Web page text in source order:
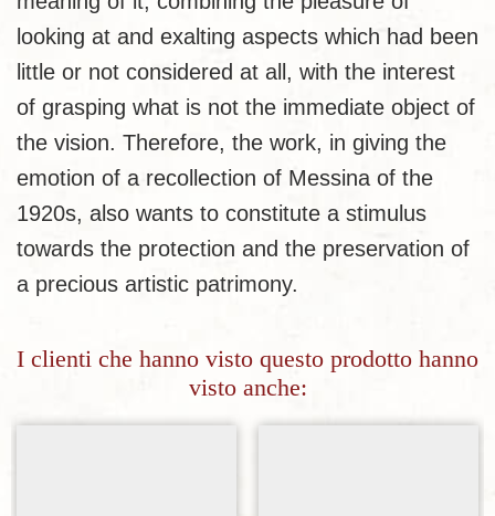
looking at and exalting aspects which had been
little or not considered at all, with the interest
of grasping what is not the immediate object of
the vision. Therefore, the work, in giving the
emotion of a recollection of Messina of the
1920s, also wants to constitute a stimulus
towards the protection and the preservation of
a precious artistic patrimony.
I clienti che hanno visto questo prodotto hanno
visto anche: